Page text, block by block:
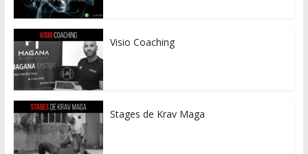
Visio Coaching
Stages de Krav Maga